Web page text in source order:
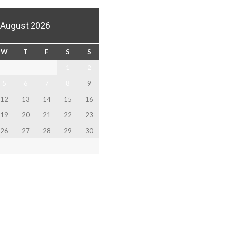
August 2026
W T F S
S
9
12 13 14 15
16
19 20 21 22
23
26 27 28 29
30